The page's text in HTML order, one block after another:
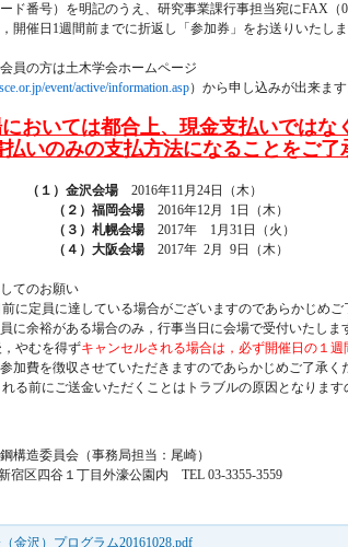
号）を明記のうえ、研究事業課行事担当宛にFAX（03-
1週間前までに折返し「参加券」をお送りいたしま
の方は土木学会ホームページ
event/active/information.asp）から申し込みが出来ます
おいては都合上、現金支払いではな
払いのみの支払方法になることをご了
（１）金沢会場 2016年11月24日（木）
（２）福岡会場 2016年12月 1日（木）
幌会場 2017年 1月31日（火）
阪会場 2017年 2月 9日（木）
のお願い
員に達している場合がございますのであらかじめご
がある場合のみ，行事当日に会場で受付いたしま
むを得ずキャンセルされる場合は，必ず開催日の１週
徴収させていただきますのであらかじめご了承く
にご送金いただくことはトラブルの原因となります
構造委員会（事務局担当：尾崎）
宿区四谷１丁目外濠公園内 TEL 03-3355-3559
金沢）プログラム20161028.pdf